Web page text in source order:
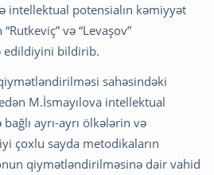
intellektual potensialın kəmiyyət
və “Levaşov”
edildiyini bildirib.
sahəsindəki
M.İsmayılova intellektual
ayrı-ayrı ölkələrin və
çoxlu sayda metodikaların
qiymətləndirilməsinə dair vahid